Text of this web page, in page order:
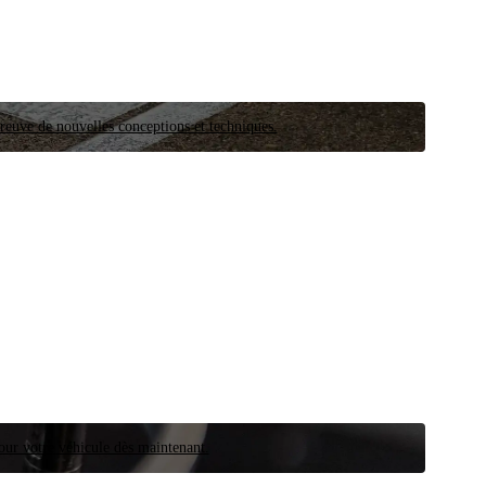
de nouvelles conceptions et techniques.
votre véhicule dès maintenant.